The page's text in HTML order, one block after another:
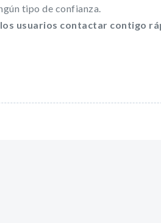
tipo de confianza.
usuarios contactar contigo